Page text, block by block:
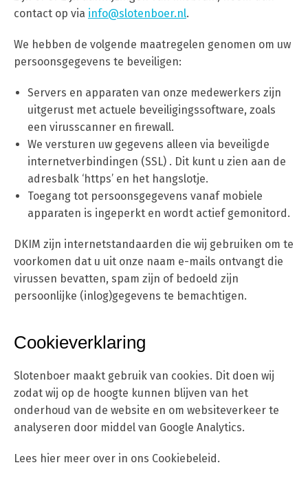
contact op via info@slotenboer.nl.
We hebben de volgende maatregelen genomen om uw
persoonsgegevens te beveiligen:
Servers en apparaten van onze medewerkers zijn
uitgerust met actuele beveiligingssoftware, zoals
een virusscanner en firewall.
We versturen uw gegevens alleen via beveiligde
internetverbindingen (SSL) . Dit kunt u zien aan de
adresbalk ‘https’ en het hangslotje.
Toegang tot persoonsgegevens vanaf mobiele
apparaten is ingeperkt en wordt actief gemonitord.
DKIM zijn internetstandaarden die wij gebruiken om te
voorkomen dat u uit onze naam e-mails ontvangt die
virussen bevatten, spam zijn of bedoeld zijn
persoonlijke (inlog)gegevens te bemachtigen.
Cookieverklaring
Slotenboer maakt gebruik van cookies. Dit doen wij
zodat wij op de hoogte kunnen blijven van het
onderhoud van de website en om websiteverkeer te
analyseren door middel van Google Analytics.
Lees hier meer over in ons Cookiebeleid.